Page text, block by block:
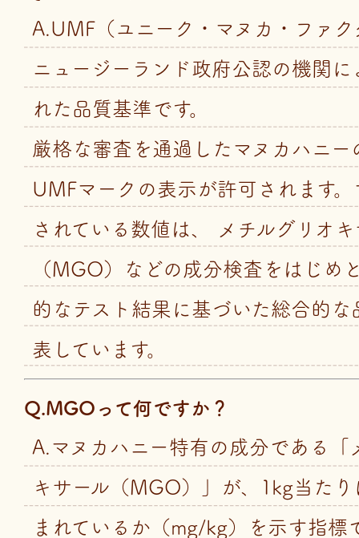
A.UMF（ユニーク・マヌカ・ファ
ニュージーランド政府公認の機関に
れた品質基準です。
厳格な審査を通過したマヌカハニー
UMFマークの表示が許可されます
されている数値は、 メチルグリオキ
（MGO）などの成分検査をはじめ
的なテスト結果に基づいた総合的な
表しています。
Q.MGOって何ですか？
A.マヌカハニー特有の成分である「
キサール（MGO）」が、1kg当た
まれているか（mg/kg）を示す指標